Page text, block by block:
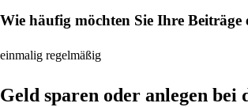
Wie häufig möchten Sie Ihre Beiträge
einmalig regelmäßig
Geld sparen oder anlegen